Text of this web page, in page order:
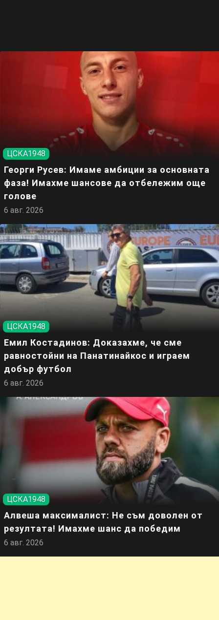
ЦСКА1948
Георги Русев: Имаме амбиции за основната
фаза! Имахме шансове да отбележим още
голове
6 авг. 2026
ЦСКА1948
Емил Костадинов: Доказахме, че сме
равностойни на Панатинайкос и играем
добър футбол
6 авг. 2026
ЦСКА1948
Алвеша максималист: Не съм доволен от
резултата! Имахме шанс да победим
6 авг. 2026